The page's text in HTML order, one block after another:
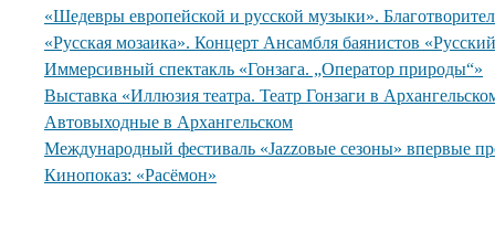
«Шедевры европейской и русской музыки».
«Русская мозаика». Концерт Ансамбля баянистов
Иммерсивный спектакль «Гонзага. „Оператор природы“»
Выставка «Иллюзия театра. Театр Гонзаги в
Автовыходные в Архангельском
Международный фестиваль «Jazzовые сезоны» впервые
Кинопоказ: «Расёмон»